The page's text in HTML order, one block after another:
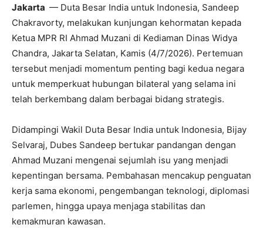
Jakarta — Duta Besar India untuk Indonesia, Sandeep
Chakravorty, melakukan kunjungan kehormatan kepada
Ketua MPR RI Ahmad Muzani di Kediaman Dinas Widya
Chandra, Jakarta Selatan, Kamis (4/7/2026). Pertemuan
tersebut menjadi momentum penting bagi kedua negara
untuk memperkuat hubungan bilateral yang selama ini
telah berkembang dalam berbagai bidang strategis.
Didampingi Wakil Duta Besar India untuk Indonesia, Bijay
Selvaraj, Dubes Sandeep bertukar pandangan dengan
Ahmad Muzani mengenai sejumlah isu yang menjadi
kepentingan bersama. Pembahasan mencakup penguatan
kerja sama ekonomi, pengembangan teknologi, diplomasi
parlemen, hingga upaya menjaga stabilitas dan
kemakmuran kawasan.